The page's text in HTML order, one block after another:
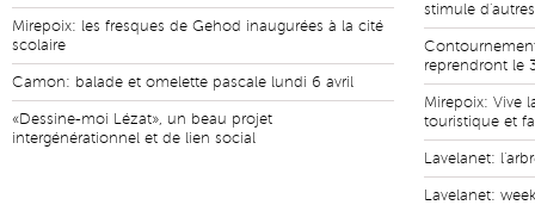
Mirepoix: les fresques de Gehod inaugurées à la cité
scolaire
Camon: balade et omelette pascale lundi 6 avril
«Dessine-moi Lézat», un beau projet
intergénérationnel et de lien social
stimule
reprendront le
Mirepoix: Vive
touristique et
Lavelanet:
Lavelanet: